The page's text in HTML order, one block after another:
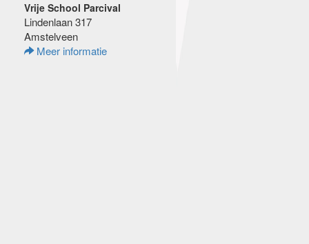
Vrije School Parcival
Lindenlaan 317
Amstelveen
Meer informatie